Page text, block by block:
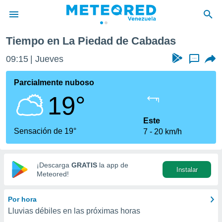
de
ha
que se
calidad.
a este
las
y
digital
basada
Tiempo en La Piedad de Cabadas
09:15 Jueves ...
Parcialmente nuboso
19°
Sensación de 19°
Este
7
20 km/h
¡Descarga GRATIS la app de
Meteored!
Instalar
Por hora
Lluvias débiles en las próximas horas